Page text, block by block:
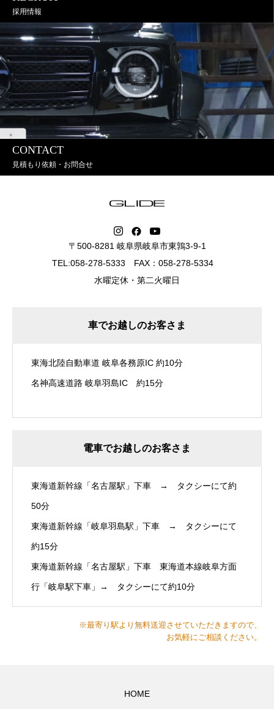
採用情報
CONTACT
見積もり依頼・お問合せ
〒500-8281 岐阜県岐阜市東鶉3-9-1
TEL:058-278-5333 FAX：058-278-5334
水曜定休・第二火曜日
車でお越しのお客さま
東海北陸自動車道 岐阜各務原IC 約10分
名神高速道路 岐阜羽島IC 約15分
電車でお越しのお客さま
東海道新幹線「名古屋駅」下車 → タクシーにて約
50分
東海道新幹線「岐阜羽島駅」下車 → タクシーにて
約15分
東海道新幹線「名古屋駅」下車 東海道本線岐阜方面
行「岐阜駅下車」→ タクシーにて約10分
※最寄り駅より無料送迎させていただきますので、
お気軽にご相談ください。
HOME